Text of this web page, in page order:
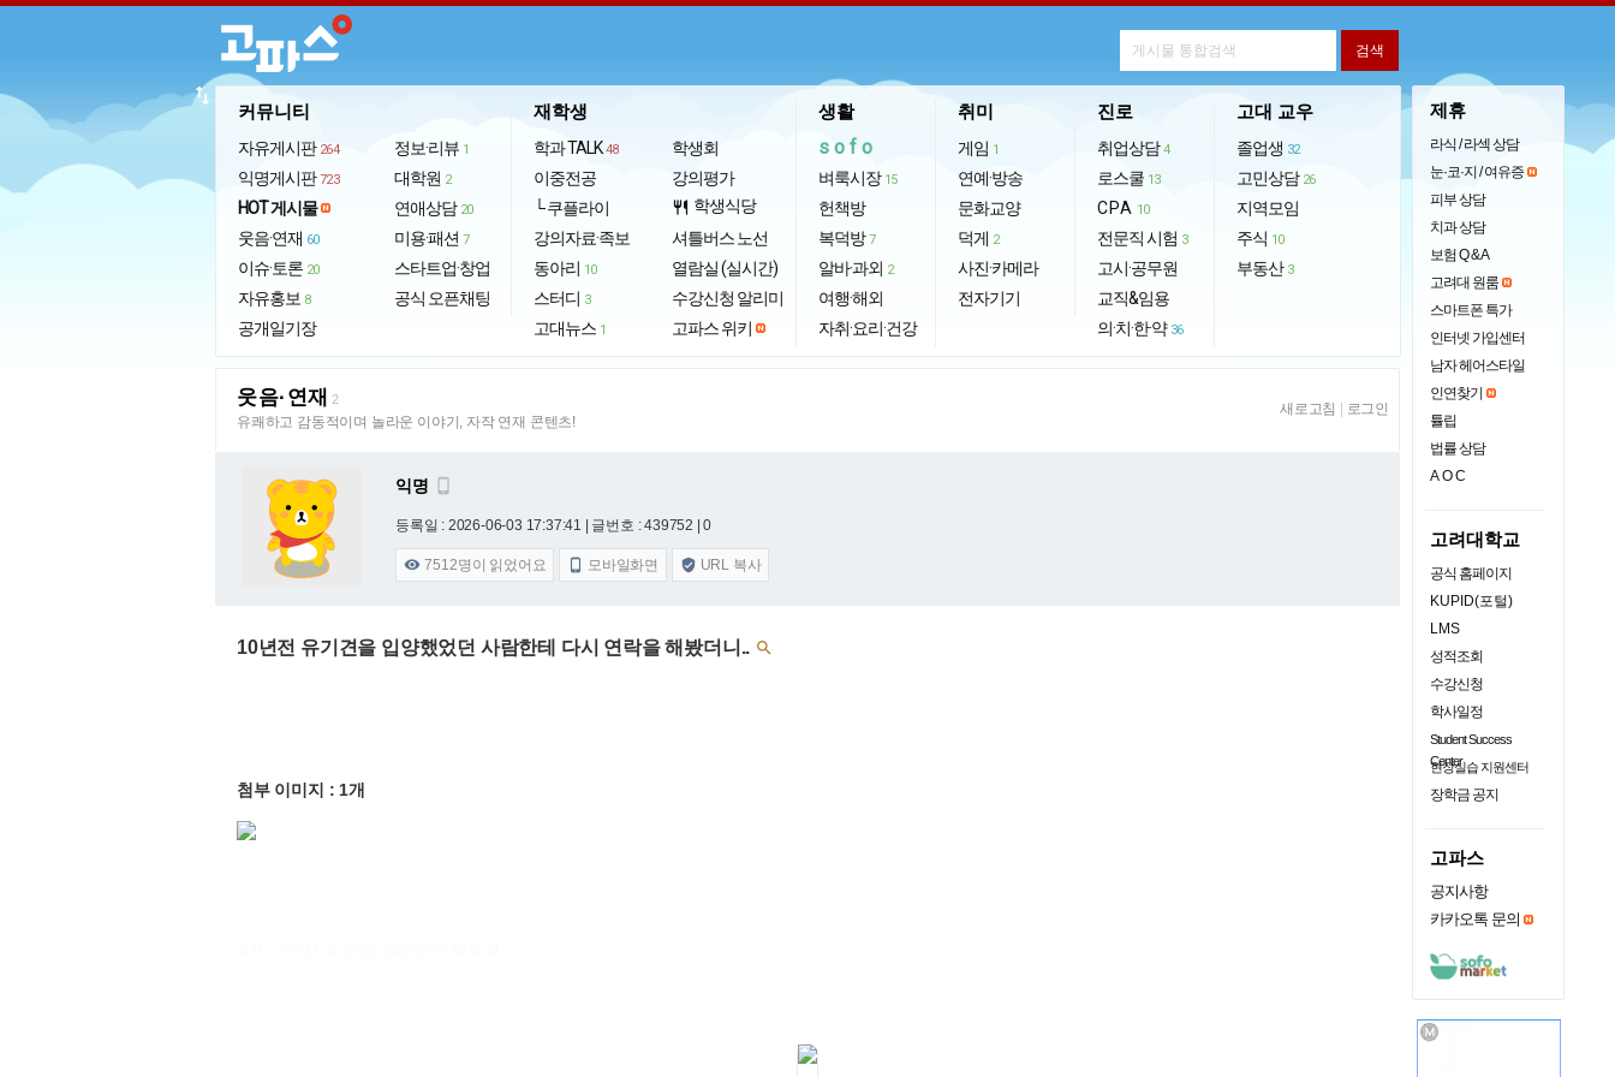
커뮤니티
자유게시판 264
익명게시판 723
HOT 게시물
웃음·연재 60
이슈·토론 20
자유홍보 8
공개일기장
정보·리뷰 1
대학원 2
연애상담 20
미용·패션 7
스타트업·창업
공식 오픈채팅
재학생
학과 TALK 48
이중전공
└ 쿠플라이
강의자료·족보
동아리 10
스터디 3
고대뉴스 1
학생회
강의평가
restaurant 학생식당
셔틀버스 노선
열람실 (실시간)
수강신청 알리미
고파스 위키
생활
sofo
벼룩시장 15
헌책방
복덕방 7
알바·과외 2
여행·해외
자취·요리·건강
취미
게임 1
연예·방송
문화교양
덕게 2
사진·카메라
전자기기
진로
취업상담 4
로스쿨 13
CPA 10
전문직 시험 3
고시·공무원
교직&임용
의·치·한·약 36
고대 교우
졸업생 32
고민상담 26
지역모임
주식 10
부동산 3
import_export
웃음·연재 2
유쾌하고 감동적이며 놀라운 이야기, 자작 연재 콘텐츠!
새로고침 로그인
익명 
등록일 : 2026-06-03 17:37:41 | 글번호 : 439752 | 0
 7512명이 읽었어요  모바일화면  URL 복사
10년전 유기견을 입양했었던 사람한테 다시 연락을 해봤더니.. 
첨부 이미지 : 1개
제휴
라식 / 라섹 상담
눈·코·지 / 여유증
피부 상담
치과 상담
보험 Q & A
고려대 원룸
스마트폰 특가
인터넷 가입센터
남자 헤어스타일
인연찾기
튤립
법률 상담
AOC
고려대학교
공식 홈페이지
KUPID(포털)
LMS
성적조회
수강신청
학사일정
Student Success
Center
현장실습 지원센터
장학금 공지
고파스
공지사항
카카오톡 문의